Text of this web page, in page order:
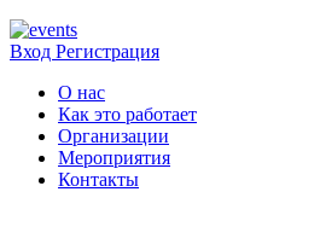
Вход Регистрация
О нас
Как это работает
Организации
Мероприятия
Контакты